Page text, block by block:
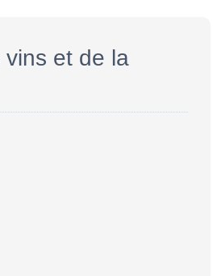
et de la